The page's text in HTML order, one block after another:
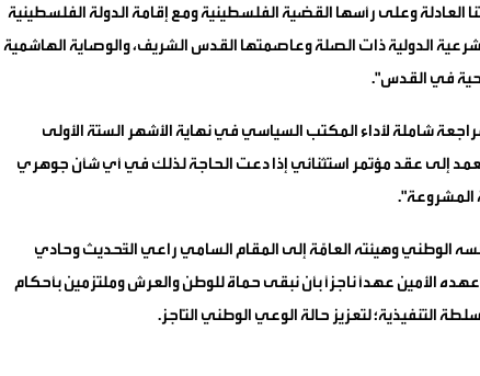
العادلة وعلى رأسها القضية الفلسطينية ومع إقامة الدولة الفلسطينية
الدولية ذات الصلة وعاصمتها القدس الشريف، والوصاية الهاشمية
في القدس".
شاملة لأداء المكتب السياسي في نهاية الأشهر الستة الأولى
إلى عقد مؤتمر استثنائي إذا دعت الحاجة لذلك في أي شأن جوهري
المشروعة".
الوطني وهيئته العامّة إلى المقام السامي راعي التَّحديث وحادي
الأمين عهداً ناجزاً بأن نبقى حماة للوطن والعرش وملتزمين بأحكام
التنفيذية؛ لتعزيز حالة الوعي الوطني النَّاجز.